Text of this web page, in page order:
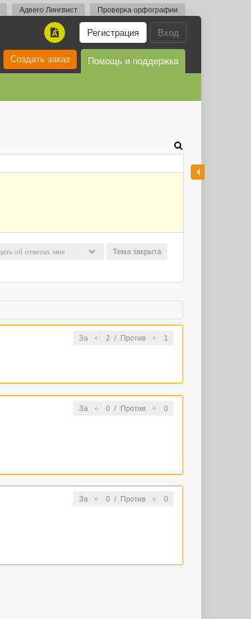
Адвего Лингвист Проверка орфографии
Вход
Регистрация
A
Помощь и поддержка
Создать заказ
Тема закрыта
За 2/ Против 1
За 0/ Против 0
За 0/ Против 0